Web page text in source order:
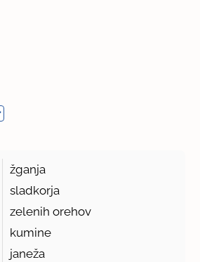
žganja
sladkorja
zelenih orehov
kumine
janeža